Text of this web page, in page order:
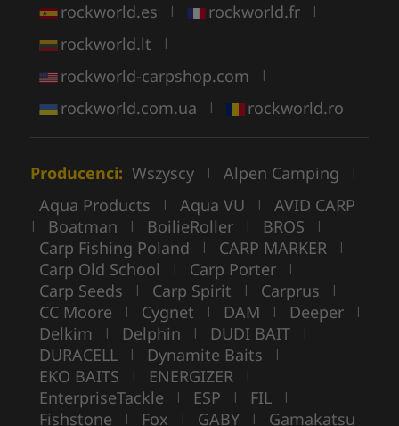
rockworld.es | rockworld.fr |
rockworld.lt |
rockworld-carpshop.com |
rockworld.com.ua | rockworld.ro
Producenci: Wszyscy | Alpen Camping |
Aqua Products | Aqua VU | AVID CARP
| Boatman | BoilieRoller | BROS |
Carp Fishing Poland | CARP MARKER |
Carp Old School | Carp Porter |
Carp Seeds | Carp Spirit | Carprus |
CC Moore | Cygnet | DAM | Deeper |
Delkim | Delphin | DUDI BAIT |
DURACELL | Dynamite Baits |
EKO BAITS | ENERGIZER |
EnterpriseTackle | ESP | FIL |
Fishstone | Fox | GABY | Gamakatsu